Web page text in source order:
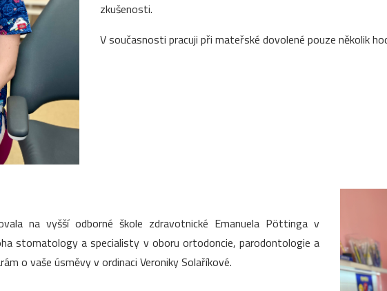
zkušenosti.
V současnosti pracuji při mateřské dovolené pouze několik
na vyšší odborné škole zdravotnické Emanuela Pöttinga v
stomatology a specialisty v oboru ortodoncie, parodontologie a
o vaše úsměvy v ordinaci Veroniky Solaříkové.